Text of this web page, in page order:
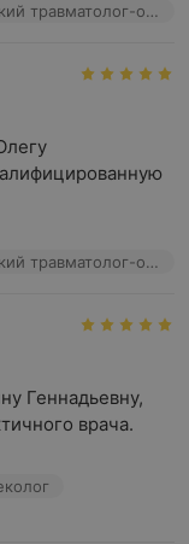
Трач О. В. - Травматолог-ортопед • Детский травматолог-ортопед
Трач О. В. - Травматолог-ортопед • Детский травматолог-ортопед
Геннадьевну,
врача.